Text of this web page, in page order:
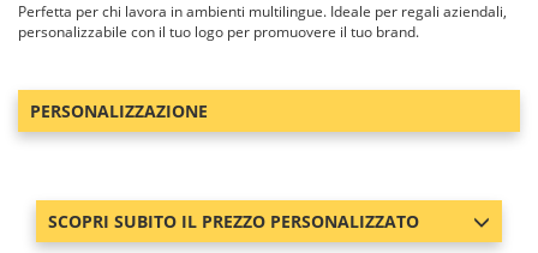
Perfetta per chi lavora in ambienti multilingue. Ideale per regali aziendali,
personalizzabile con il tuo logo per promuovere il tuo brand.
PERSONALIZZAZIONE
SCOPRI SUBITO IL PREZZO PERSONALIZZATO